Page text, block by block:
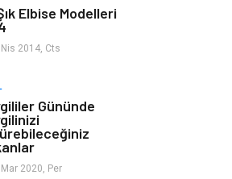
Aksesuar
Spor
Elbise Modelleri
2014, Cts
Gününde
2020, Per